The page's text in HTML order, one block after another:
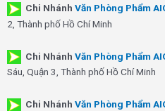
Chi Nhánh Văn Phòng Phẩm
2, Thành phố Hồ Chí Minh
Chi Nhánh Văn Phòng Phẩm
Sáu, Quận 3, Thành phố Hồ Chí Minh
Chi Nhánh Văn Phòng Phẩm